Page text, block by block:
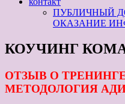
ПУБЛИЧНЫЙ
ОКАЗАНИЕ
КОУЧИНГ
ОТЗЫВ О
МЕТОДОЛОГИЯ